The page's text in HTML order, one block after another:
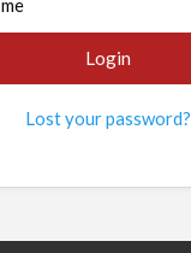
Lost your password?